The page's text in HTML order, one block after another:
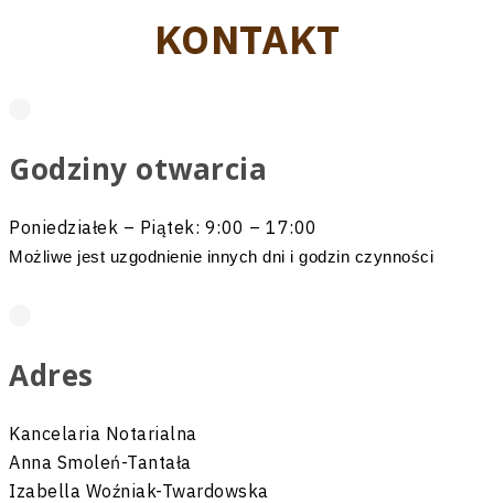
KONTAKT
Godziny otwarcia
Poniedziałek – Piątek: 9:00 – 17:00
Możliwe jest uzgodnienie innych dni i godzin czynności
Adres
Kancelaria Notarialna
Anna Smoleń-Tantała
Izabella Woźniak-Twardowska